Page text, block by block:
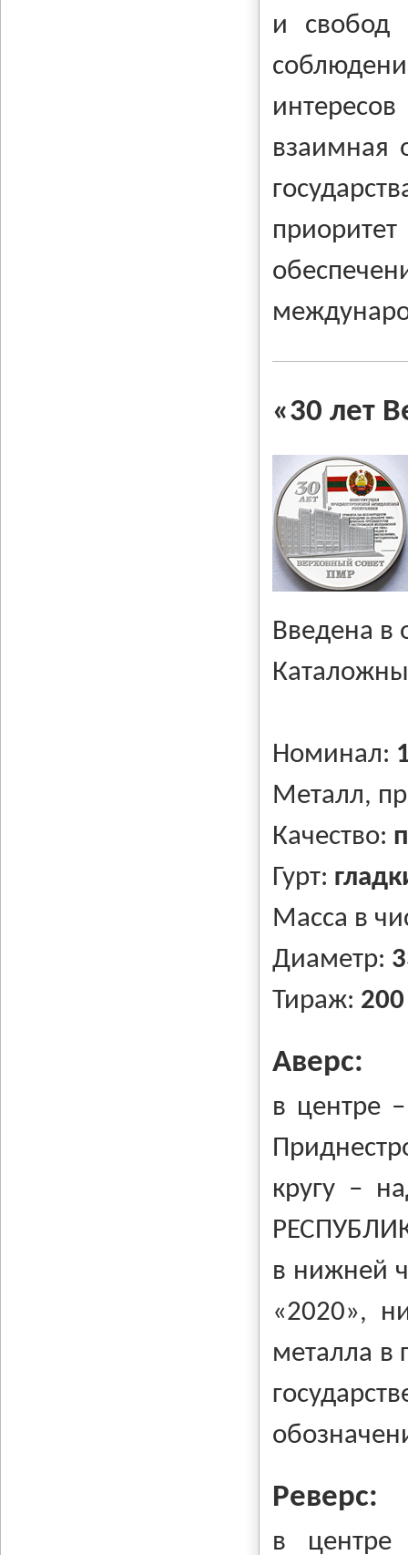
и свобод
взаимная
«30 лет
Введена
Номинал:
Металл,
Качество:
Гурт:
Масса в
Диаметр:
Тираж:
Аверс:
в центре
кругу –
в нижней
«2020»,
металла в
Реверс:
в центре